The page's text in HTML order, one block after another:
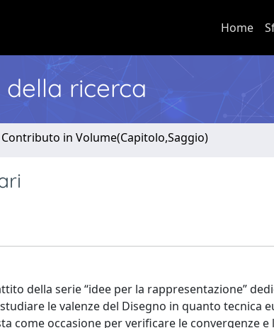
Home
ricerca
Contributo in Volume(Capitolo,Saggio)
della serie “idee per la rappresentazione”
le valenze del Disegno in quanto tecnica
come occasione per verificare le convergenze e